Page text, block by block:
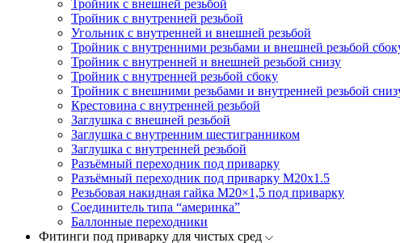
Тройник с внешней резьбой
Тройник с внутренней резьбой
Угольник с внутренней и внешней резьбой
Тройник с внутренними резьбами и внешней резьбой
Тройник с внутренней и внешней резьбой снизу
Тройник с внутренней резьбой сбоку
Тройник с внешними резьбами и внутренней резьбой
Крестовина с внутренней резьбой
Заглушка с внешней резьбой
Заглушка с внутренним шестигранником
Заглушка с внутренней резьбой
Разъёмный переходник под приварку
Разъёмный переходник под приварку М20х1.5
Резьбовая накидная гайка M20×1,5 под приварку
Соединитель типа “америнка”
Баллонные переходники
Фитинги под приварку для чистых сред